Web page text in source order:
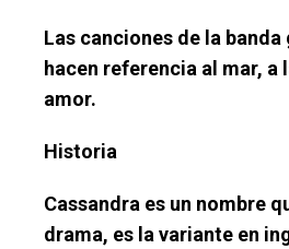
Las canciones de la
hacen referencia al mar, a
amor.
Historia
Cassandra es un nombre
drama, es la variante en